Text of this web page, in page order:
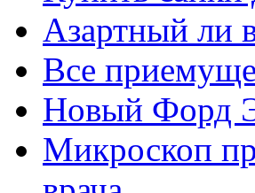
Азартный ли
Все
Новый Форд
Микроскоп